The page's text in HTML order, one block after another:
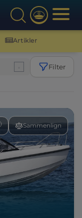
Artikler
Filter
Sammenlign